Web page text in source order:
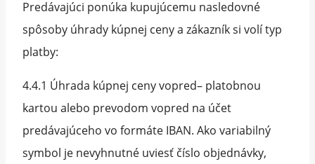
Predávajúci ponúka kupujúcemu nasledovné
spôsoby úhrady kúpnej ceny a zákazník si volí typ
platby:
4.4.1 Úhrada kúpnej ceny vopred– platobnou
kartou alebo prevodom vopred na účet
predávajúceho vo formáte IBAN. Ako variabilný
symbol je nevyhnutné uviesť číslo objednávky,